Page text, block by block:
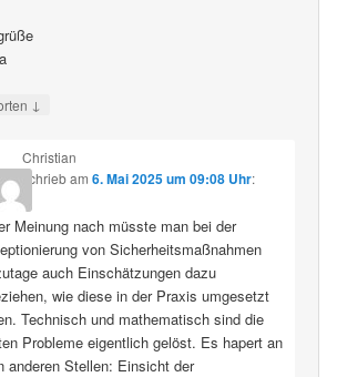
↓
Christian
schriebam 6. Mai 2025 um 09:08 Uhr:
Meinung nach müsste man bei der
von Sicherheitsmaßnahmen
auch Einschätzungen dazu
wie diese in der Praxis umgesetzt
Technisch und mathematisch sind die
Probleme eigentlich gelöst. Es hapert an
anderen Stellen: Einsicht der